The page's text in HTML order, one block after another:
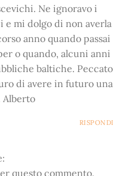
Ne ignoravo i
mi dolgo di non averla
anno quando passai
o quando, alcuni anni
baltiche. Peccato
di avere in futuro una
Alberto
RISPONDI
questo commento.